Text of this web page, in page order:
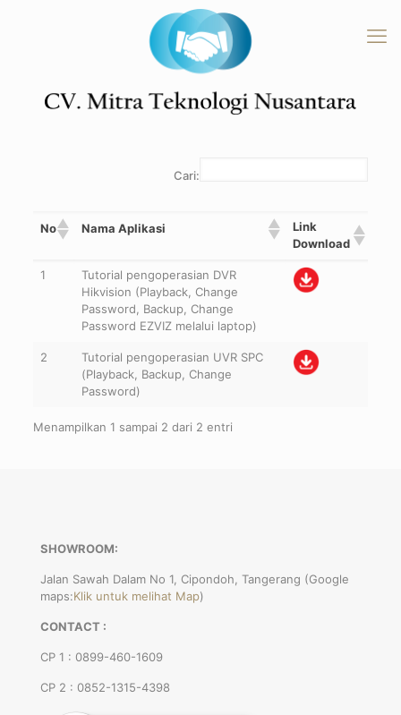
Cari:
No Nama Aplikasi
Link
Download
1
Tutorial pengoperasian DVR
Hikvision (Playback, Change
Password, Backup, Change
Password EZVIZ melalui laptop)
2
Tutorial pengoperasian UVR SPC
(Playback, Backup, Change
Password)
Menampilkan 1 sampai 2 dari 2 entri
SHOWROOM:
Jalan Sawah Dalam No 1, Cipondoh, Tangerang (Google
maps:Klik untuk melihat Map)
CONTACT :
CP 1 : 0899-460-1609
CP 2 : 0852-1315-4398